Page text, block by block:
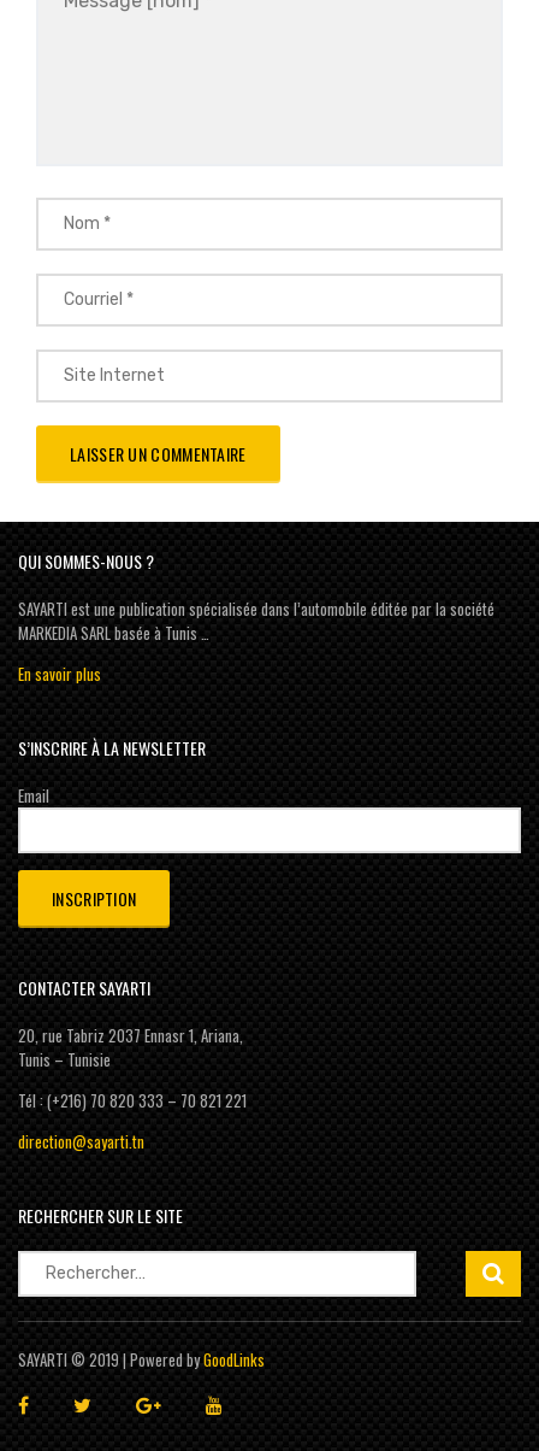
QUI SOMMES-NOUS ?
SAYARTI est une publication spécialisée dans l’automobile éditée par la société
MARKEDIA SARL basée à Tunis …
En savoir plus
S’INSCRIRE À LA NEWSLETTER
Email
CONTACTER SAYARTI
20, rue Tabriz 2037 Ennasr 1, Ariana,
Tunis – Tunisie
Tél : (+216) 70 820 333 – 70 821 221
direction@sayarti.tn
RECHERCHER SUR LE SITE
Rechercher :
SAYARTI © 2019 | Powered byGoodLinks